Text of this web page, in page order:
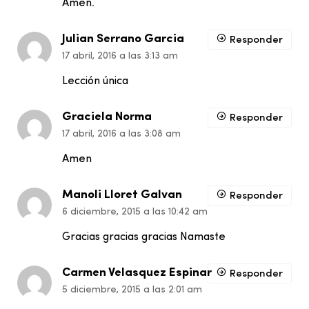
Amen.
Julian Serrano Garcia
17 abril, 2016 a las 3:13 am
Lección única
Responder
Graciela Norma
17 abril, 2016 a las 3:08 am
Amen
Responder
Manoli Lloret Galvan
6 diciembre, 2015 a las 10:42 am
Gracias gracias gracias Namaste
Responder
Carmen Velasquez Espinar
5 diciembre, 2015 a las 2:01 am
Responder